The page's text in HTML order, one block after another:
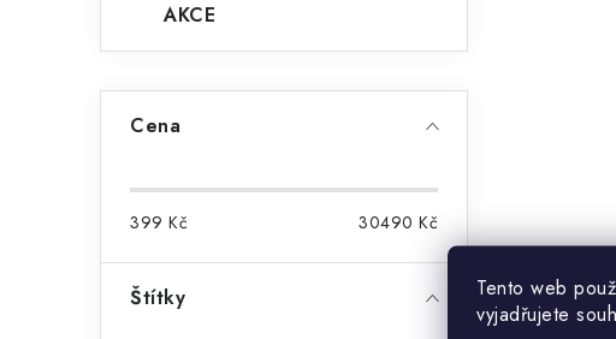
Tento web
vyjadřujete
AKCE
Cena
399 Kč 30490 Kč
Štítky
8 264
10